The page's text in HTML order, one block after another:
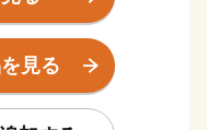
ゴ、常陸そばは、全
ます。
見る